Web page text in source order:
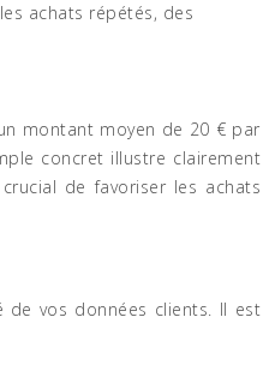
achats répétés, des
montant moyen de 20 € par
concret illustre clairement
de favoriser les achats
vos données clients. Il est